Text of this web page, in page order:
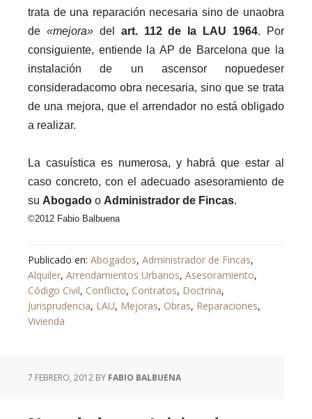
trata de una reparación necesaria sino de unaobra
de «mejora»del art. 112 de la LAU 1964. Por
consiguiente, entiende la AP de Barcelona que
la
instalación de un ascensor nopuedeser
consideradacomo obra necesaria, sino que se trata
de una mejora, que el arrendador no está obligado
a realizar.
La casuística es numerosa, y habrá que estar al
caso concreto, con el adecuado asesoramiento de
su Abogado o Administrador de Fincas.
©2012 Fabio Balbuena
Publicado en: Abogados, Administrador de Fincas,
Alquiler, Arrendamientos Urbanos, Asesoramiento,
Código Civil, Conflicto, Contratos, Doctrina,
Jurisprudencia, LAU, Mejoras, Obras, Reparaciones,
Vivienda
7 FEBRERO, 2012 BY FABIO BALBUENA